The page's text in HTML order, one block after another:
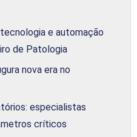
e automação
de Patologia
nova era no
especialistas
críticos